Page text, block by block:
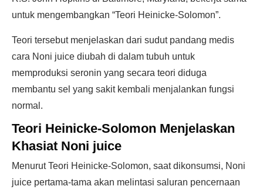
untuk mengembangkan “Teori Heinicke-Solomon”.
Teori tersebut menjelaskan dari sudut pandang medis
cara Noni juice diubah di dalam tubuh untuk
memproduksi seronin yang secara teori diduga
membantu sel yang sakit kembali menjalankan fungsi
normal.
Teori Heinicke-Solomon Menjelaskan
Khasiat Noni juice
Menurut Teori Heinicke-Solomon, saat dikonsumsi, Noni
juice pertama-tama akan melintasi saluran pencernaan